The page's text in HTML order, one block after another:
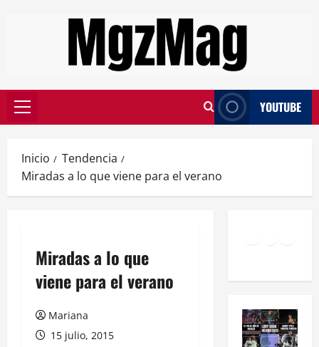
YOUTUBE
Inicio
Tendencia
Miradas a lo que viene para el verano
Miradas a lo que
viene para el verano
Mariana
15 julio, 2015